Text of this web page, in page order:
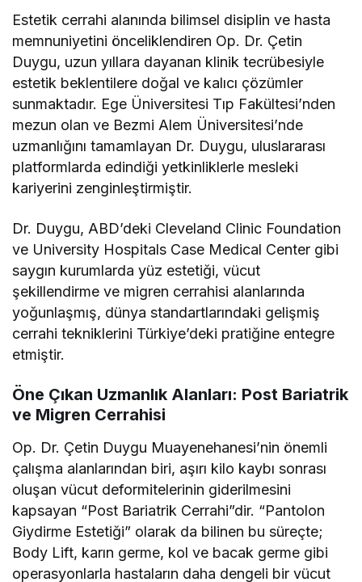
Estetik cerrahi alanında bilimsel disiplin ve hasta
memnuniyetini önceliklendiren Op. Dr. Çetin
Duygu, uzun yıllara dayanan klinik tecrübesiyle
estetik beklentilere doğal ve kalıcı çözümler
sunmaktadır. Ege Üniversitesi Tıp Fakültesi’nden
mezun olan ve Bezmi Alem Üniversitesi’nde
uzmanlığını tamamlayan Dr. Duygu, uluslararası
platformlarda edindiği yetkinliklerle mesleki
kariyerini zenginleştirmiştir.
Dr. Duygu, ABD’deki Cleveland Clinic Foundation
ve University Hospitals Case Medical Center gibi
saygın kurumlarda yüz estetiği, vücut
şekillendirme ve migren cerrahisi alanlarında
yoğunlaşmış, dünya standartlarındaki gelişmiş
cerrahi tekniklerini Türkiye’deki pratiğine entegre
etmiştir.
Öne Çıkan Uzmanlık Alanları: Post Bariatrik
ve Migren Cerrahisi
Op. Dr. Çetin Duygu Muayenehanesi’nin önemli
çalışma alanlarından biri, aşırı kilo kaybı sonrası
oluşan vücut deformitelerinin giderilmesini
kapsayan “Post Bariatrik Cerrahi”dir. “Pantolon
Giydirme Estetiği” olarak da bilinen bu süreçte;
Body Lift, karın germe, kol ve bacak germe gibi
operasyonlarla hastaların daha dengeli bir vücut